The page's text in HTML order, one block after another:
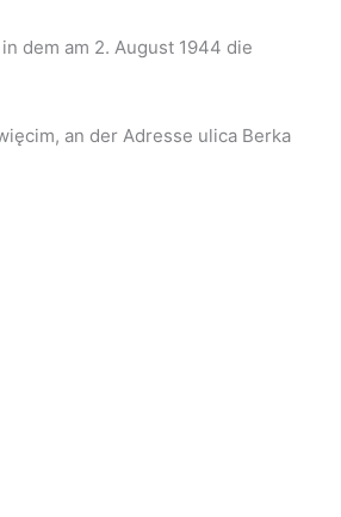
dem am 2. August 1944 die
an der Adresse ulica Berka